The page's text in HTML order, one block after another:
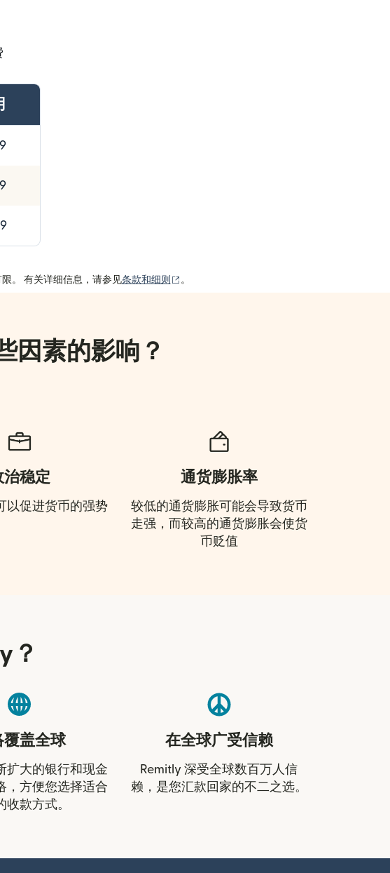
。 有关详细信息，请参见条款和细则 。
因素的影响？
治稳定
以促进货币的强势
通货膨胀率
较低的通货膨胀可能会导致货币
走强，而较高的通货膨胀会使货
币贬值
？
覆盖全球
扩大的银行和现金
，方便您选择适合
收款方式。
在全球广受信赖
Remitly 深受全球数百万人信
赖，是您汇款回家的不二之选。